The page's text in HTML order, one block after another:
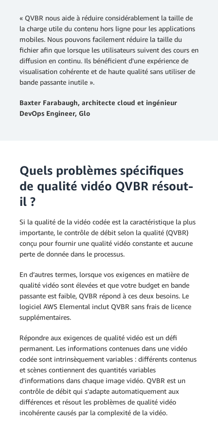
« QVBR nous aide à réduire considérablement la taille de
la charge utile du contenu hors ligne pour les applications
mobiles. Nous pouvons facilement réduire la taille du
fichier afin que lorsque les utilisateurs suivent des cours en
diffusion en continu. Ils bénéficient d'une expérience de
visualisation cohérente et de haute qualité sans utiliser de
bande passante inutile ».
Baxter Farabaugh, architecte cloud et ingénieur
DevOps Engineer, Glo
Quels problèmes spécifiques
de qualité vidéo QVBR résout-
il ?
Si la qualité de la vidéo codée est la caractéristique la plus
importante, le contrôle de débit selon la qualité (QVBR)
conçu pour fournir une qualité vidéo constante et aucune
perte de donnée dans le processus.
En d’autres termes, lorsque vos exigences en matière de
qualité vidéo sont élevées et que votre budget en bande
passante est faible, QVBR répond à ces deux besoins. Le
logiciel AWS Elemental inclut QVBR sans frais de licence
supplémentaires.
Répondre aux exigences de qualité vidéo est un défi
permanent. Les informations contenues dans une vidéo
codée sont intrinsèquement variables : différents contenus
et scènes contiennent des quantités variables
d'informations dans chaque image vidéo. QVBR est un
contrôle de débit qui s'adapte automatiquement aux
différences et résout les problèmes de qualité vidéo
incohérente causés par la complexité de la vidéo.